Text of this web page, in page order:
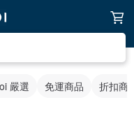
嚴選 免運商品 折扣商